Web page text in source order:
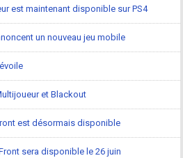
est maintenant disponible sur PS4
un nouveau jeu mobile
et Blackout
est désormais disponible
sera disponible le 26 juin